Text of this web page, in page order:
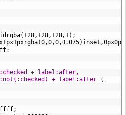
rgba( 128, 128, 128, 1 ) ;
1px1pxrgba(0,0,0,0.075) inset,0px0px
;
+ label:after,
+ label:after {
;